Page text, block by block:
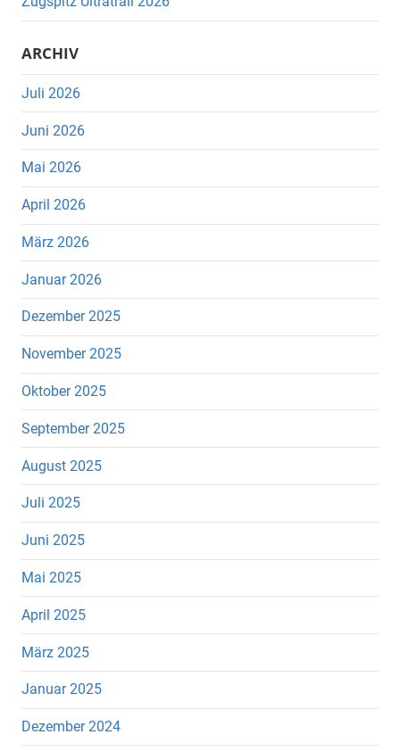
ARCHIV
Juli 2026
Juni 2026
Mai 2026
April 2026
März 2026
Januar 2026
Dezember 2025
November 2025
Oktober 2025
September 2025
August 2025
Juli 2025
Juni 2025
Mai 2025
April 2025
März 2025
Januar 2025
Dezember 2024